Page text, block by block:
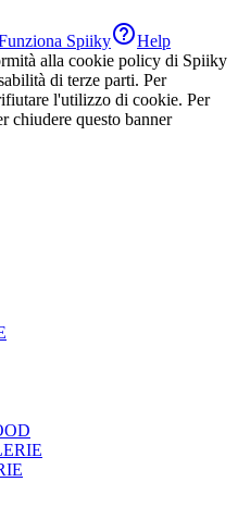
SpiikyHelp
alla cookie policy di Spiiky
di terze parti. Per
l'utilizzo di cookie. Per
chiudere questo banner